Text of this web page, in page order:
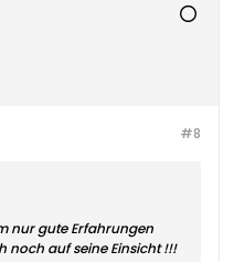
#8
nur gute Erfahrungen
noch auf seine Einsicht !!!